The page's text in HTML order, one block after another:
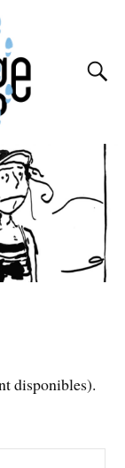
disponibles).